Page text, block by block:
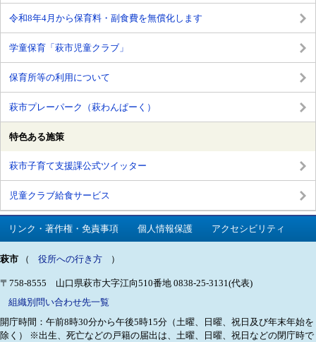
令和8年4月から保育料・副食費を無償化します
学童保育「萩市児童クラブ」
保育所等の利用について
萩市プレーパーク（萩わんぱーく）
特色ある施策
萩市子育て支援課公式ツイッター
児童クラブ給食サービス
リンク・著作権・免責事項 個人情報保護 アクセシビリティ
萩市 （ 役所への行き方 ）
〒758-8555 山口県萩市大字江向510番地 0838-25-3131(代表)
組織別問い合わせ先一覧
開庁時間：午前8時30分から午後5時15分（土曜、日曜、祝日及び年末年始を
除く）
※出生、死亡などの戸籍の届出は、土曜、日曜、祝日などの閉庁時で